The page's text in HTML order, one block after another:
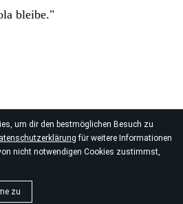
um dir den bestmöglichen Besuch zu
für weitere Informationen
nicht notwendigen Cookies zustimmst,
zu
bleibe."
Datenschutz AGB